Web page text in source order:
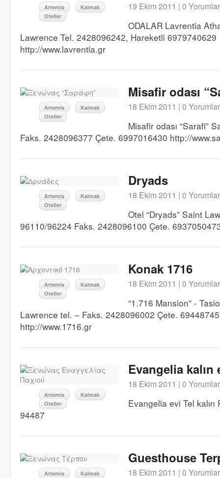
Artemis
Kalmak
Oteller
19 Ekim 2011 | 0 Yorumlar
ODALAR Lavrentia
Lawrence Tel. 2428096242, Hareketli 6979740629
http://www.lavrentia.gr
Artemis
Kalmak
Oteller
Misafir odası
18 Ekim 2011 | 0 Yorumlar
Misafir odası “Sarafi”
Faks. 2428096377 Çete. 6997016430 http://
Artemis
Kalmak
Oteller
Dryads
18 Ekim 2011 | 0 Yorumlar
Otel “Dryads” Saint
96110/96224 Faks. 2428096100 Çete.
Artemis
Kalmak
Oteller
Konak 1716
18 Ekim 2011 | 0 Yorumlar
“1.716 Mansion″ -
Lawrence tel. – Faks. 2428096002 Çete.
http://www.1716.gr
Artemis
Kalmak
Oteller
Evangelia kalın
18 Ekim 2011 | 0 Yorumlar
Evangelia evi Tel
94487
Artemis
Kalmak
Guesthouse
18 Ekim 2011 | 0 Yorumlar